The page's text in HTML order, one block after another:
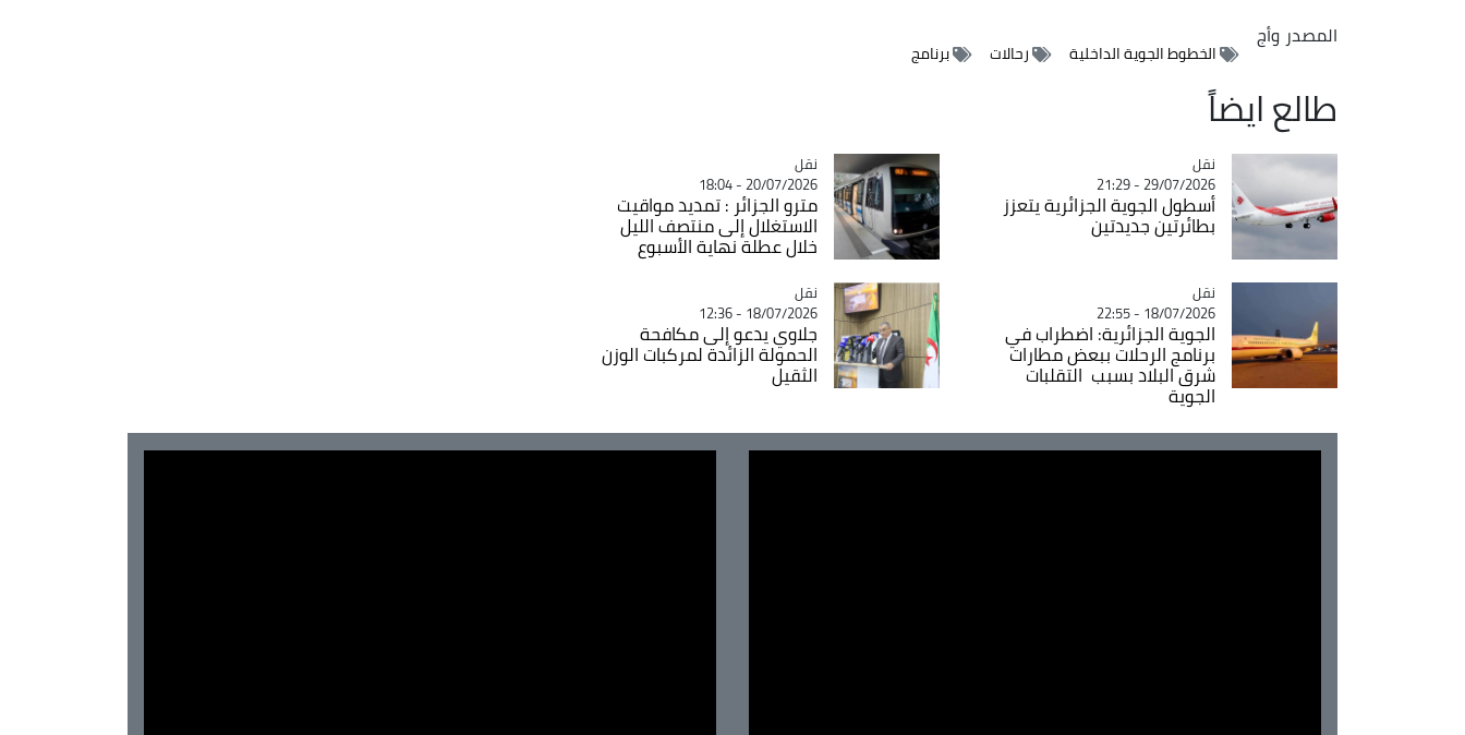
المصدر وأج
الخطوط الجوية الداخلية رحالات برنامج
طالع ايضاً
Catégorie
نقل
29/07/2026 - 21:29
أسطول الجوية الجزائرية يتعزز
بطائرتين جديدتين
Catégorie
نقل
20/07/2026 - 18:04
مترو الجزائر : تمديد مواقيت
الاستغلال إلى منتصف الليل
خلال عطلة نهاية الأسبوع
Catégorie
نقل
18/07/2026 - 22:55
الجوية الجزائرية: اضطراب في
برنامج الرحلات ببعض مطارات
شرق البلاد بسبب التقلبات
الجوية
Catégorie
نقل
18/07/2026 - 12:36
جلاوي يدعو إلى مكافحة
الحمولة الزائدة لمركبات الوزن
الثقيل